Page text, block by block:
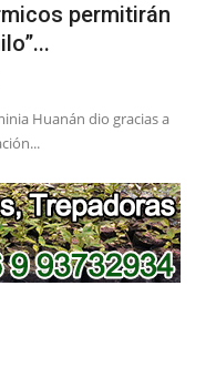
permitirán
Huanán dio gracias a